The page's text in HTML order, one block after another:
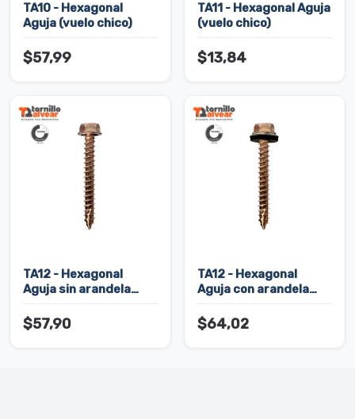
TA10 - Hexagonal
Aguja (vuelo chico)
$57,99
TA11 - Hexagonal Aguja
(vuelo chico)
$13,84
TA12 - Hexagonal
Aguja sin arandela
$57,90
TA12 - Hexagonal
Aguja con arandela
$64,02